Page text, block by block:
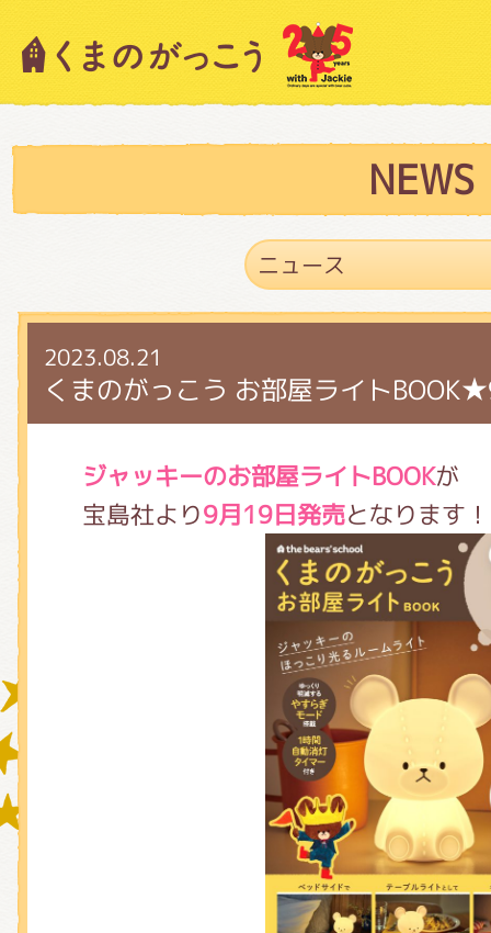
NEWS
2023.08.21
くまのがっこう お部屋ライト
ジャッキーのお部屋ライトBOOKが
宝島社より9月19日発売となります！
キャラクター紹介
スタッフブログ
絵本・作家紹介
ショップインフォメーション
グッズインフォメーション
ミュージカル・コンサート
おたのしみコンテンツ(クイズ・
チア ジャッキーズ！